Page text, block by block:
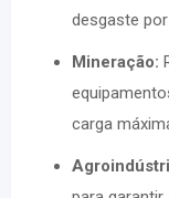
desgaste
Mineração:
carga